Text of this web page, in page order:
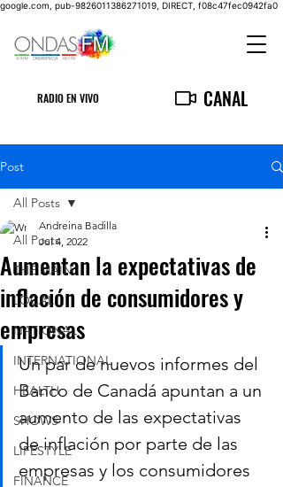
google.com, pub-9826011386271019, DIRECT, f08c47fec0942fa0
RADIO EN VIVO CANAL
Post
All Posts
THE MAIN
LOCAL
NATIONAL
INTERNATIONAL
HEALTH
SHOWS
LIFESTYLE
FINANCE
All Posts
Aumentan la expectativas de
inflación de consumidores y
empresas
Andreina Badilla
Jul 4, 2022
Un par de nuevos informes del
Banco de Canadá apuntan a un
aumento de las expectativas
de inflación por parte de las
empresas y los consumidores